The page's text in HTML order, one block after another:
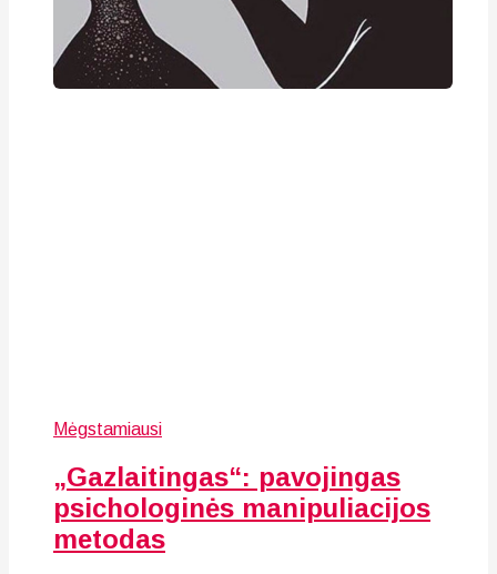
Mėgstamiausi
„Gazlaitingas“: pavojingas
psichologinės manipuliacijos
metodas